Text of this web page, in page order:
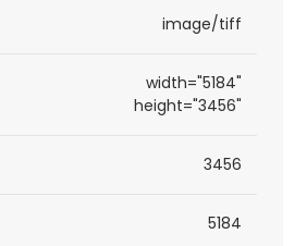
image/tiff
width="5184"
height="3456"
3456
5184